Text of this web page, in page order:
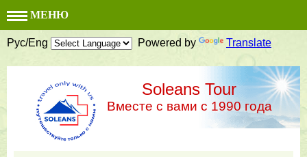
МЕНЮ
Рус/Eng Powered by Translate
Soleans Tour
Вместе с вами с 1990 года